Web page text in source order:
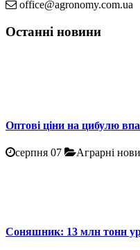
office@agronomy.com.ua
Останні новини
Оптові ціни на цибулю
серпня 07 Аграрні
Соняшник: 13 млн тонн